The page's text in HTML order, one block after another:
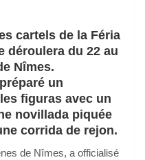
cartels de la Féria
déroulera du 22 au
Nîmes.
un
figuras avec un
novillada piquée
corrida de rejon.
de Nîmes, a officialisé